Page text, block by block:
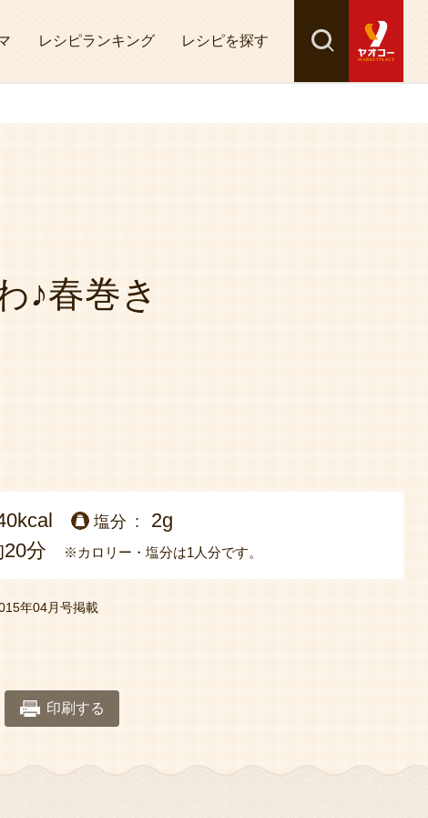
レシピランキング レシピを探す 検索
探す
♪春巻き
塩分 2g
分 ※カロリー・塩分は1人分です。
年04月号掲載
印刷する